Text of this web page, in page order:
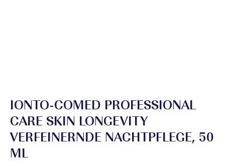
IONTO-COMED PROFESSIONAL
CARE SKIN LONGEVITY
VERFEINERNDE NACHTPFLEGE, 50
ML